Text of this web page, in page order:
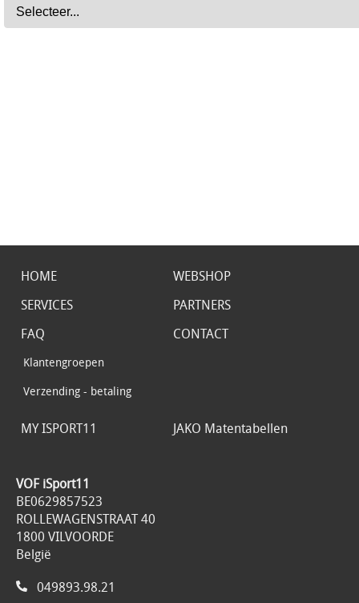
HOME
WEBSHOP
SERVICES
PARTNERS
FAQ
Klantengroepen
Verzending - betaling
CONTACT
MY ISPORT11 JAKO Matentabellen
VOF iSport11
BE0629857523
ROLLEWAGENSTRAAT 40
1800 VILVOORDE
België
049893.98.21